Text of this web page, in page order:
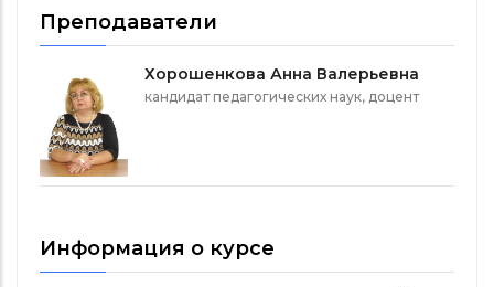
Преподаватели
Хорошенкова Анна Валерьевна
кандидат педагогических наук, доцент
Информация о курсе